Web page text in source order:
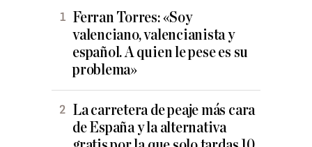
Ferran Torres: «Soy
valenciano, valencianista y
español. A quien le pese es su
problema»
La carretera de peaje más cara
de España y la alternativa